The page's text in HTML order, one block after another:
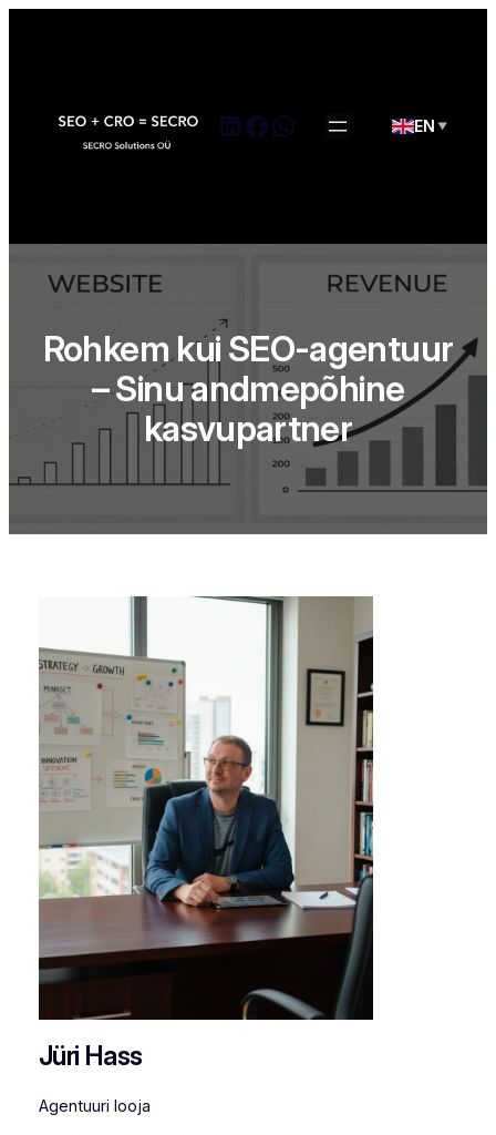
LinkedIn
Facebook
WhatsApp EN ▼
Rohkem kui SEO-agentuur
– Sinu andmepõhine
kasvupartner
Jüri Hass
Agentuuri looja